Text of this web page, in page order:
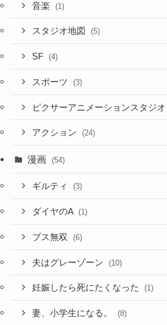
音楽 (1)
スタジオ地図 (5)
SF (4)
スポーツ (3)
ピクサーアニメーションスタジオ
アクション (24)
漫画 (54)
ギルティ (3)
ダイヤのA (1)
ブス無双 (6)
夫はグレーゾーン (10)
妊娠したら死にたくなった (1)
妻、小学生になる。 (8)